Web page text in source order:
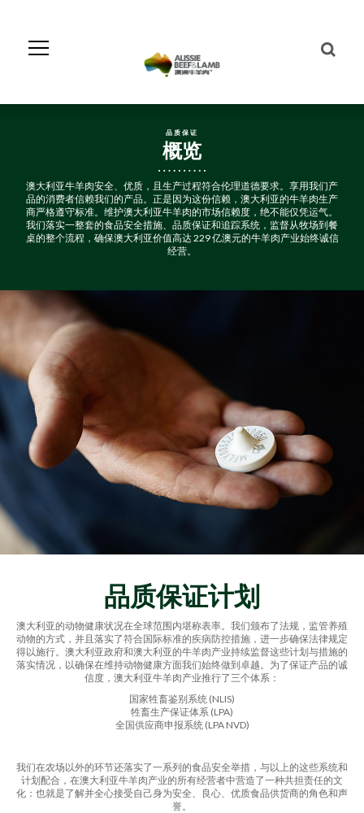
Navigation
品质保证
概览
澳大利亚牛羊肉安全、优质，且生产过程符合伦理道德要求。享用我们产
品的消费者信赖我们的产品。正是因为这份信赖，澳大利亚的牛羊肉生产
商严格遵守标准。维护澳大利亚牛羊肉的市场信赖度，绝不能仅凭运气。
我们落实一整套的食品安全措施、品质保证和追踪系统，监督从牧场到餐
桌的整个流程，确保澳大利亚价值高达 229 亿澳元的牛羊肉产业始终诚信
经营。
品质保证计划
澳大利亚的动物健康状况在全球范围内堪称表率。我们颁布了法规，监管养殖
动物的方式，并且落实了符合国际标准的疾病防控措施，进一步确保法律规定
得以施行。澳大利亚政府和澳大利亚的牛羊肉产业持续监督这些计划与措施的
落实情况，以确保在维持动物健康方面我们始终做到卓越。为了保证产品的诚
信度，澳大利亚牛羊肉产业推行了三个体系：
国家牲畜鉴别系统 (NLIS)
牲畜生产保证体系 (LPA)
全国供应商申报系统 (LPA NVD)
我们在农场以外的环节还落实了一系列的食品安全举措，与以上的这些系统和
计划配合，在澳大利亚牛羊肉产业的所有经营者中营造了一种共担责任的文
化：也就是了解并全心接受自己身为安全、良心、优质食品供货商的角色和声
誉。